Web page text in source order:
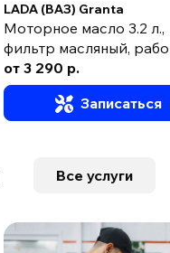
LADA (ВАЗ) Granta
Моторное масло 3.2 л.,
фильтр масляный,
от 3 290 р.
Записаться
Все услуги